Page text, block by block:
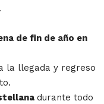
de fin de año en
la llegada y regreso
durante todo